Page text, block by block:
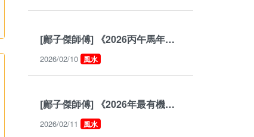
[鄺子傑師傅] 《2026丙午馬年哪些人能撞貴人與機會呢？》
2026/02/10 風水
[鄺子傑師傅] 《2026年最有機會順利步入婚姻殿堂的人？》
2026/02/11 風水